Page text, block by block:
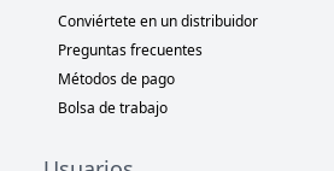
Conviértete en un distribuidor
Preguntas frecuentes
Métodos de pago
Bolsa de trabajo